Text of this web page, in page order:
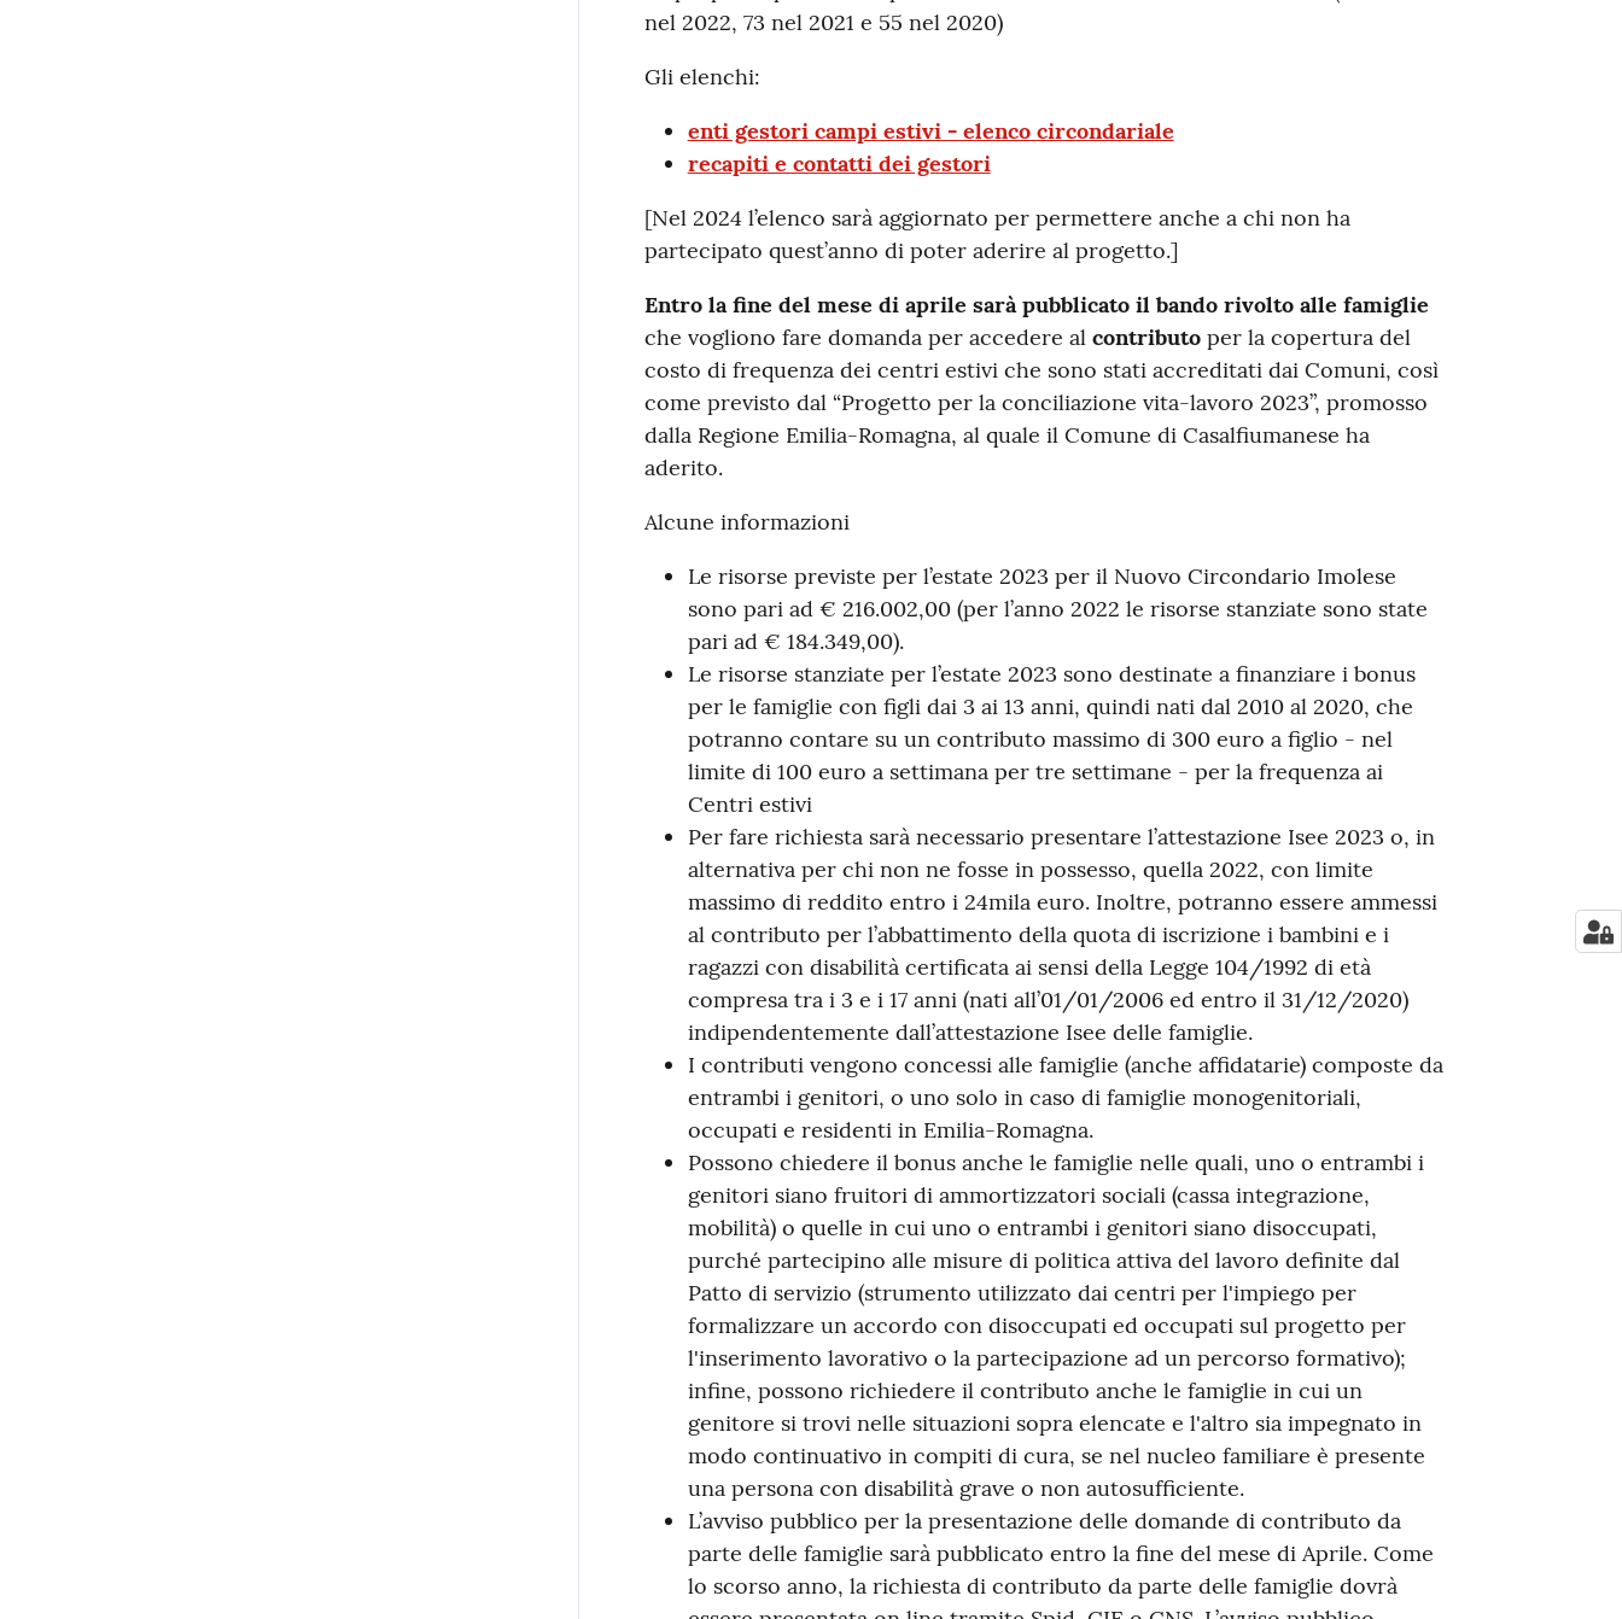
nel 2022, 73 nel 2021 e 55 nel 2020)
Gli elenchi:
enti gestori campi estivi - elenco circondariale
recapiti e contatti dei gestori
[Nel 2024 l’elenco sarà aggiornato per permettere anche a chi non ha
partecipato quest’anno di poter aderire al progetto.]
Entro la fine del mese di aprile sarà pubblicato il bando rivolto alle famiglie
che vogliono fare domanda per accedere al contributoper la copertura del
costo di frequenza dei centri estivi che sono stati accreditati dai Comuni, così
come previsto dal “Progetto per la conciliazione vita-lavoro 2023”, promosso
dalla Regione Emilia-Romagna, al quale il Comune di Casalfiumanese ha
aderito.
Alcune informazioni
Le risorse previste per l’estate 2023 per il Nuovo Circondario Imolese
sono pari ad € 216.002,00 (per l’anno 2022 le risorse stanziate sono state
pari ad € 184.349,00).
Le risorse stanziate per l’estate 2023 sono destinate a finanziare i bonus
per le famiglie con figli dai 3 ai 13 anni, quindi nati dal 2010 al 2020, che
potranno contare su un contributo massimo di 300 euro a figlio - nel
limite di 100 euro a settimana per tre settimane - per la frequenza ai
Centri estivi
Per fare richiesta sarà necessario presentare l’attestazione Isee 2023 o, in
alternativa per chi non ne fosse in possesso, quella 2022, con limite
massimo di reddito entro i 24mila euro. Inoltre, potranno essere ammessi
al contributo per l’abbattimento della quota di iscrizione i bambini e i
ragazzi con disabilità certificata ai sensi della Legge 104/1992 di età
compresa tra i 3 e i 17 anni (nati all’01/01/2006 ed entro il 31/12/2020)
indipendentemente dall’attestazione Isee delle famiglie.
I contributi vengono concessi alle famiglie (anche affidatarie) composte da
entrambi i genitori, o uno solo in caso di famiglie monogenitoriali,
occupati e residenti in Emilia-Romagna.
Possono chiedere il bonus anche le famiglie nelle quali, uno o entrambi i
genitori siano fruitori di ammortizzatori sociali (cassa integrazione,
mobilità) o quelle in cui uno o entrambi i genitori siano disoccupati,
purché partecipino alle misure di politica attiva del lavoro definite dal
Patto di servizio (strumento utilizzato dai centri per l'impiego per
formalizzare un accordo con disoccupati ed occupati sul progetto per
l'inserimento lavorativo o la partecipazione ad un percorso formativo);
infine, possono richiedere il contributo anche le famiglie in cui un
genitore si trovi nelle situazioni sopra elencate e l'altro sia impegnato in
modo continuativo in compiti di cura, se nel nucleo familiare è presente
una persona con disabilità grave o non autosufficiente.
L’avviso pubblico per la presentazione delle domande di contributo da
parte delle famiglie sarà pubblicato entro la fine del mese di Aprile. Come
lo scorso anno, la richiesta di contributo da parte delle famiglie dovrà